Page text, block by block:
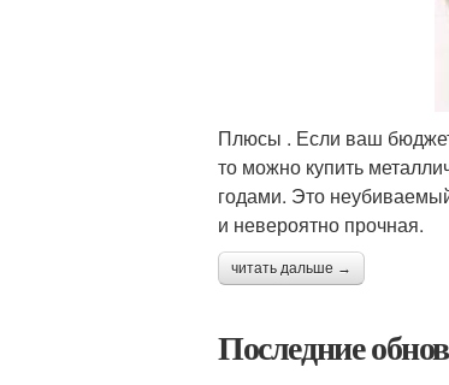
Плюсы . Если ваш бюджет
то можно купить
годами. Это
и невероятно прочная.
читать дальше →
Последние